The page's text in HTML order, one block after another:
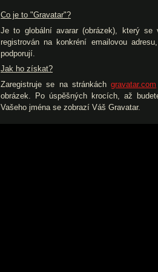
Co je to "Gravatar"?
Je to globální avarar (obrázek), který
registrován na konkréní emailovou
podporují.
Jak ho získat?
Zaregistruje se na stránkáchgravatar.com
obrázek. Po úspěšných krocích, až
Vašeho jména se zobrazí Váš Gravatar.